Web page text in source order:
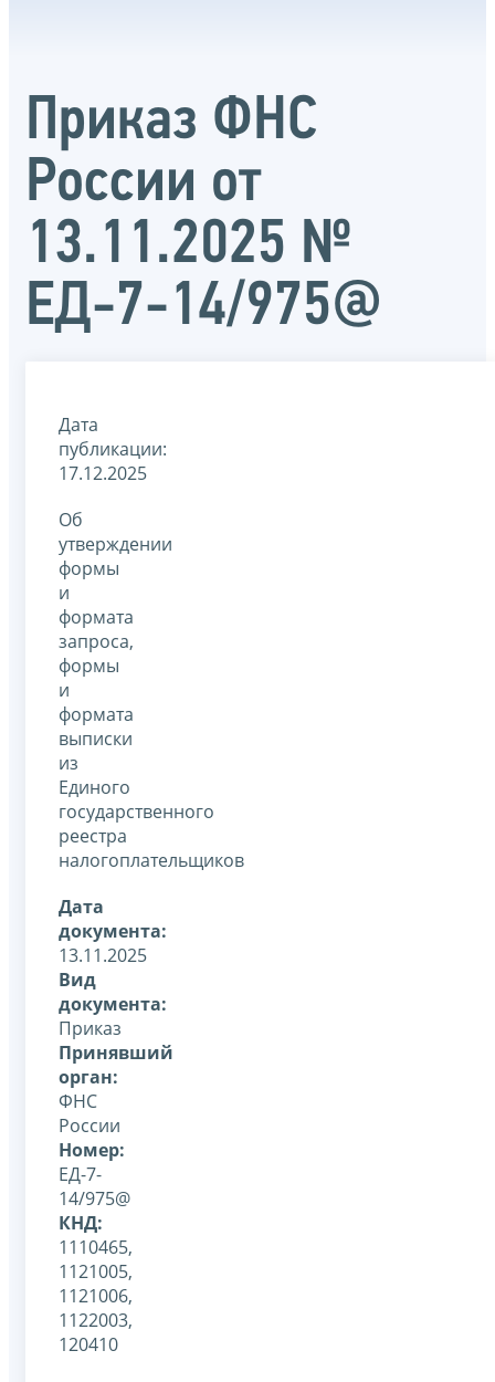
Приказ ФНС
России от
13.11.2025 №
ЕД-7-14/975@
Дата
публикации:
17.12.2025
Об
утверждении
формы
и
формата
запроса,
формы
и
формата
выписки
из
Единого
государственного
реестра
налогоплательщиков
Дата
документа:
13.11.2025
Вид
документа:
Приказ
Принявший
орган:
ФНС
России
Номер:
ЕД-7-
14/975@
КНД:
1110465,
1121005,
1121006,
1122003,
120410